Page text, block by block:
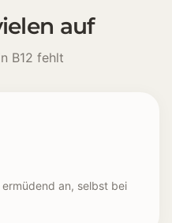
auf
B12 fehlt
an, selbst bei